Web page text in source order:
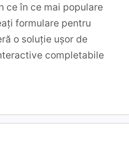
ce în ce mai populare
formulare pentru
o soluție ușor de
completabile